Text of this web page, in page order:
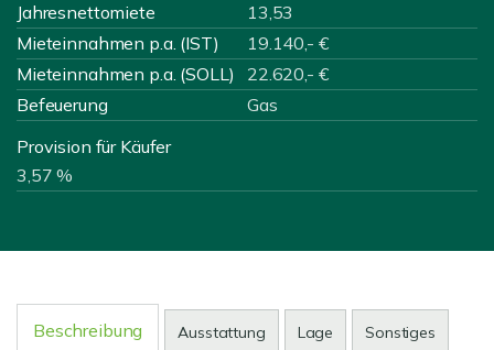
Jahresnettomiete
13,53
Mieteinnahmen p.a. (IST)
19.140,- €
Mieteinnahmen p.a. (SOLL)
22.620,- €
Befeuerung
Gas
Provision für Käufer
3,57 %
Beschreibung Ausstattung Lage Sonstiges